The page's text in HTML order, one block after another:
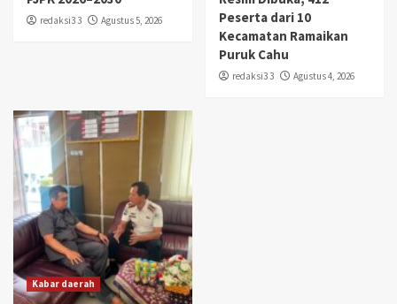
redaksi3 3 Agustus 5, 2026
Peserta dari 10
Kecamatan Ramaikan
Puruk Cahu
redaksi3 3 Agustus 4, 2026
Kabar daerah